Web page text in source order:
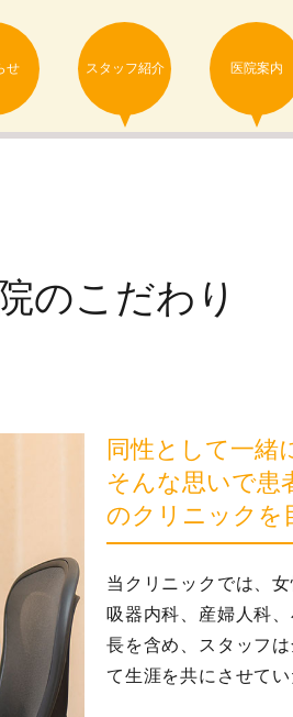
せ スタッフ紹介 医院案内
のこだわり
同性として一緒
そんな思いで患
のクリニックを
当クリニックでは、
吸器内科、産婦人科
長を含め、スタッフ
て生涯を共にさせて